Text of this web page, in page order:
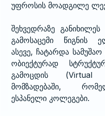
უფროსის მოადგილე
შეხვედრაზე
გამოსაცემი წიგნის
ასევე, ჩატარდა
ობიექტურად
გამოცდის (Virtual
მომზადებაში,
ესპანელი კოლეგები.